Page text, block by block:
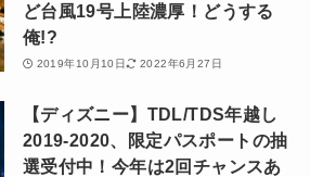
ど台風19号上陸濃厚！どうする
俺!?
2019年10月10日 2022年6月27日
【ディズニー】TDL/TDS年越し
2019-2020、限定パスポートの抽
選受付中！今年は2回チャンスあ